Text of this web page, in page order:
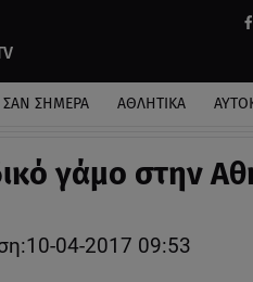
ΣΑΝ ΣΗΜΕΡΑ ΑΘΛΗΤΙΚΑ
γάμο στην
04-2017 09:53